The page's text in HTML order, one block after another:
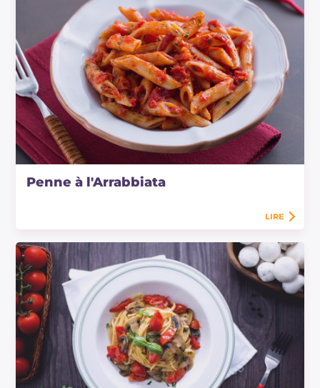
Penne à l'Arrabbiata
LIRE